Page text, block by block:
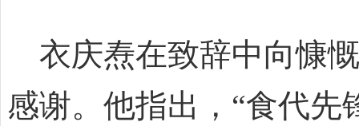
衣庆焘在致辞中向慷
感谢。他指出，“食代先